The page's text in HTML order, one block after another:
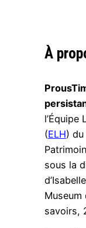
À
l’Équipe
(ELH)
sous la
Museum
savoirs,